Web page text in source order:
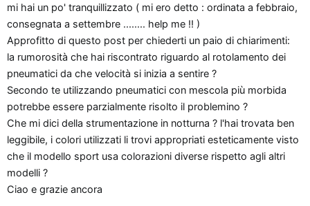
Spero non molto !!
Ciao e grazie
p.s. ho già letto le tue prime impressioni e visto le foto ...
veramente molto bella !!
Congratulazioni ancora.
Ciao stef2424, grazie x i complimenti
Allora, io ho ordinato l'auto proprio nel periodo in cui MB era
full con gli ordini.
Normalmente comunque dalla decade di produzione all'arrivo al
concessionario passano 4 settimane.
Io ho ordinato l'auto il 4 febbraio
prodotta la seconda di giugno
ed arrivata verso metà luglio al conce
a luglio però ero in ferie io, ad agosto il venditore e quindi
tutto è slittato a settembre [xx(]
mi hai un po' tranquillizzato ( mi ero detto : ordinata a febbraio,
consegnata a settembre ........ help me !! )
Approfitto di questo post per chiederti un paio di chiarimenti:
la rumorosità che hai riscontrato riguardo al rotolamento dei
pneumatici da che velocità si inizia a sentire ?
Secondo te utilizzando pneumatici con mescola più morbida
potrebbe essere parzialmente risolto il problemino ?
Che mi dici della strumentazione in notturna ? l'hai trovata ben
leggibile, i colori utilizzati li trovi appropriati esteticamente visto
che il modello sport usa colorazioni diverse rispetto agli altri
modelli ?
Ciao e grazie ancora